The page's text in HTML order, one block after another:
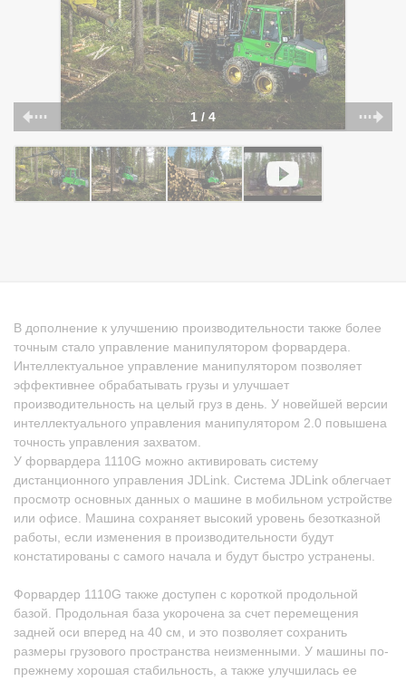
1 / 4
В дополнение к улучшению производительности также более
точным стало управление манипулятором форвардера.
Интеллектуальное управление манипулятором позволяет
эффективнее обрабатывать грузы и улучшает
производительность на целый груз в день. У новейшей версии
интеллектуального управления манипулятором 2.0 повышена
точность управления захватом. ​
У форвардера 1110G можно активировать систему
дистанционного управления JDLink. Система JDLink облегчает
просмотр основных данных о машине в мобильном устройстве
или офисе. Машина сохраняет высокий уровень безотказной
работы, если изменения в производительности будут
констатированы с самого начала и будут быстро устранены.
Форвардер 1110G также доступен с короткой продольной
базой. Продольная база укорочена за счет перемещения
задней оси вперед на 40 см, и это позволяет сохранить
размеры грузового пространства неизменными. У машины по-
прежнему хорошая стабильность, а также улучшилась ее